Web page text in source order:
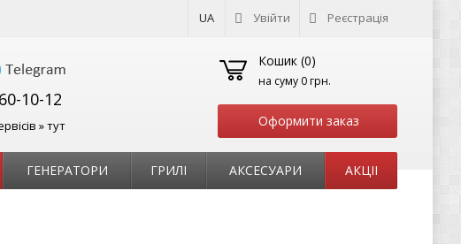
UA Увійти Реєстрація
10-12
» тут
Кошик (0)
на суму 0 грн.
Оформити заказ
ГЕНЕРАТОРИ ГРИЛІ АКСЕСУАРИ АКЦІІ